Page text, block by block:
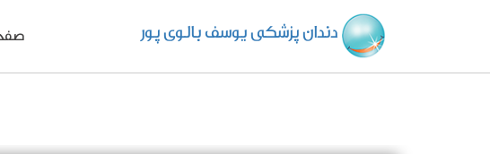
دندان پزشکی یوسف بالوی پور